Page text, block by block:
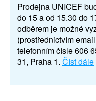
Prodejna UNICEF
do 15 a od 15.30 do
odběrem je možné
(prostřednictvím
telefonním čísle 606
31, Praha 1. Číst dále